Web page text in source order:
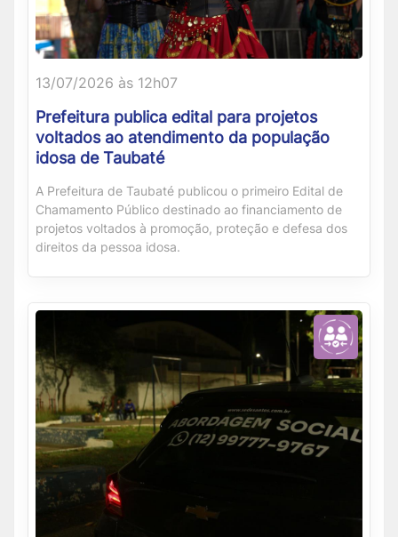
13/07/2026 às 12h07
Prefeitura publica edital para projetos
voltados ao atendimento da população
idosa de Taubaté
A Prefeitura de Taubaté publicou o primeiro Edital de
Chamamento Público destinado ao financiamento de
projetos voltados à promoção, proteção e defesa dos
direitos da pessoa idosa.